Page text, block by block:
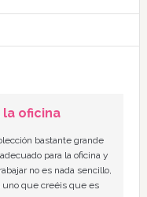
oficina
bastante grande
para la oficina y
no es nada sencillo,
uno que creéis que es